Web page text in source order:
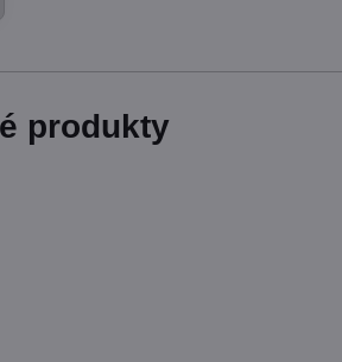
produkty